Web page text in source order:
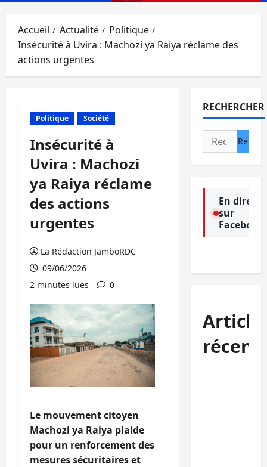
Accueil Actualité
Politique
Insécurité à Uvira : Machozi ya Raiya réclame des
actions urgentes
Politique Société
Insécurité à
Uvira : Machozi
ya Raiya réclame
des actions
urgentes
La Rédaction JamboRDC
09/06/2026
2 minutes lues
0
Le mouvement citoyen
Machozi ya Raiya plaide
pour un renforcement des
mesures sécuritaires et
RECHERCHER
Rechercher :
En direct
sur
Facebook